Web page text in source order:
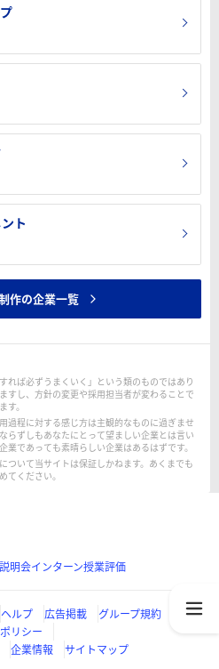
ト
作の企業一覧
れば必ずうまくいく」という類のものではあり
すし、方針の変更や採用担当者が変わることで
。
過程に対する感じ方は主観的なものに過ぎませ
らずしもあなたにとって望ましい企業とは言い
であっても素晴らしい企業はあるはずです。
ついて当サイトは保証しかねます。あくまでも
てください。
明会インターン授業評価
ヘルプ 広告掲載
グループ規約
リシー
企業情報 サイトマップ